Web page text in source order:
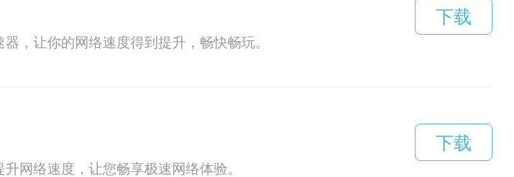
，让你的网络速度得到提升，畅快畅玩。
下载
网络速度，让您畅享极速网络体验。
下载